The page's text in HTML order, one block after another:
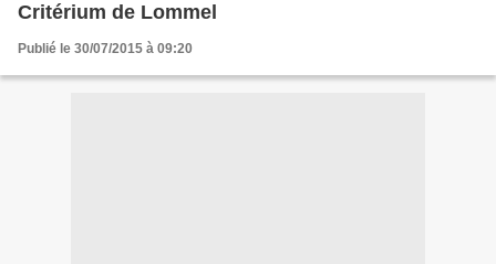
Critérium de Lommel
Publié le 30/07/2015 à 09:20